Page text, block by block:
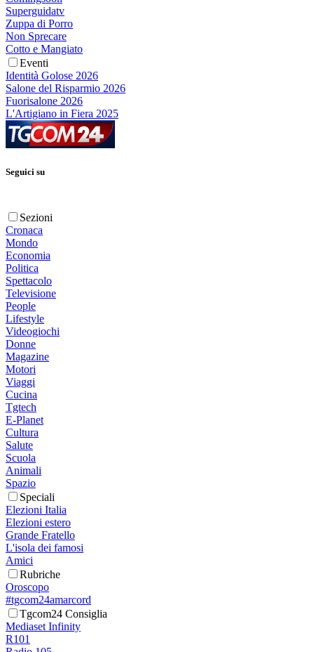
Superguidatv
Zuppa di Porro
Non Sprecare
Cotto e Mangiato
Eventi
Identità Golose 2026
Salone del Risparmio 2026
Fuorisalone 2026
L'Artigiano in Fiera 2025
Seguici su
Sezioni
Cronaca
Mondo
Economia
Politica
Spettacolo
Televisione
People
Lifestyle
Videogiochi
Donne
Magazine
Motori
Viaggi
Cucina
Tgtech
E-Planet
Cultura
Salute
Scuola
Animali
Spazio
Speciali
Elezioni Italia
Elezioni estero
Grande Fratello
L'isola dei famosi
Amici
Rubriche
Oroscopo
#tgcom24amarcord
Tgcom24 Consiglia
Mediaset Infinity
R101